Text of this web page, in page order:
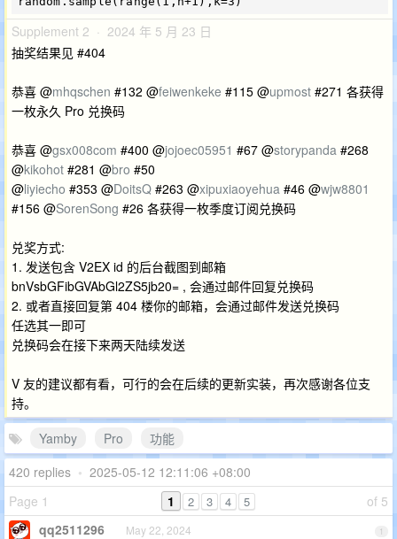
Supplement 2 · 2024 年 5 月 23 日
抽奖结果见 #404
恭喜 @mhqschen #132 @feiwenkeke #115 @upmost #271 各获得
一枚永久 Pro 兑换码
恭喜 @gsx008com #400 @jojoec05951 #67 @storypanda #268
@kikohot #281 @bro #50
@liyiecho #353 @DoitsQ #263 @xipuxiaoyehua #46 @wjw8801
#156 @SorenSong #26 各获得一枚季度订阅兑换码
兑奖方式:
1. 发送包含 V2EX id 的后台截图到邮箱
bnVsbGFibGVAbGl2ZS5jb20= , 会通过邮件回复兑换码
2. 或者直接回复第 404 楼你的邮箱，会通过邮件发送兑换码
任选其一即可
兑换码会在接下来两天陆续发送
V 友的建议都有看，可行的会在后续的更新实装，再次感谢各位支
持。
Yamby
Pro
功能
420 replies • 2025-05-12 12:11:06 +08:00
Page 1
of 5
1 2 3 4 5
1
qq2511296 May 22, 2024